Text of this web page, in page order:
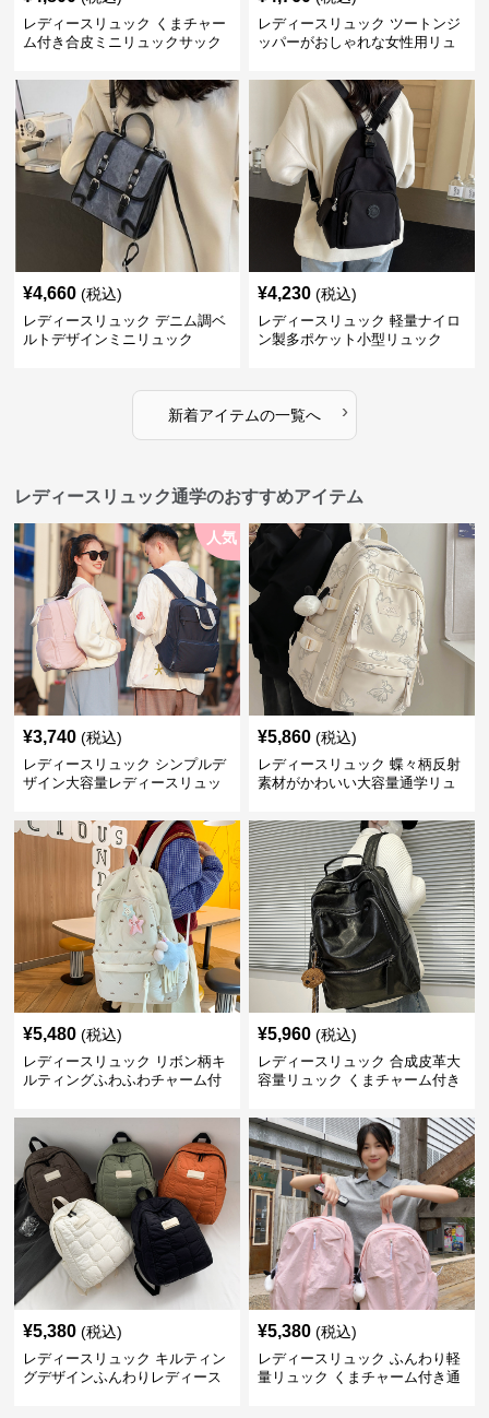
レディースリュック くまチャー
ム付き合皮ミニリュックサック
レディースリュック ツートンジ
ッパーがおしゃれな女性用リュ
¥4,660 (税込)
レディースリュック デニム調ベ
ルトデザインミニリュック
¥4,230 (税込)
レディースリュック 軽量ナイロ
ン製多ポケット小型リュック
新着アイテムの一覧へ ›
レディースリュック通学のおすすめアイテム
人気
¥3,740 (税込)
レディースリュック シンプルデ
ザイン大容量レディースリュッ
¥5,860 (税込)
レディースリュック 蝶々柄反射
素材がかわいい大容量通学リュ
¥5,480 (税込)
レディースリュック リボン柄キ
ルティングふわふわチャーム付
¥5,960 (税込)
レディースリュック 合成皮革大
容量リュック くまチャーム付き
¥5,380 (税込)
レディースリュック キルティン
グデザインふんわりレディース
¥5,380 (税込)
レディースリュック ふんわり軽
量リュック くまチャーム付き通